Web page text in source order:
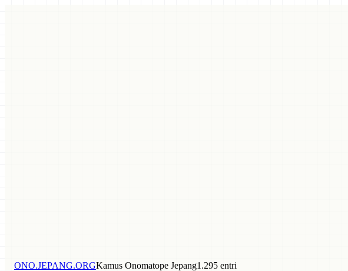
ONO.JEPANG.ORGKamus Onomatope Jepang1.295 entri